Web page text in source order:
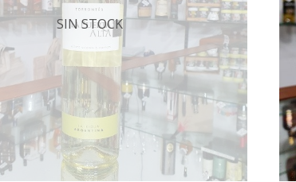
SIN STOCK